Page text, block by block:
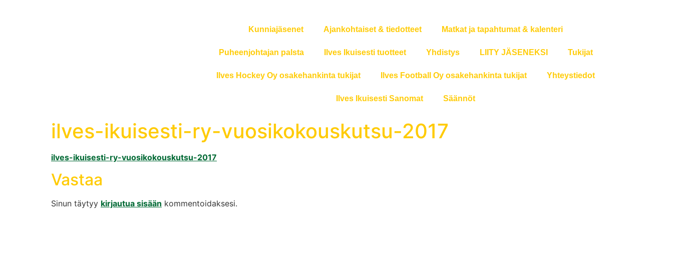
Kunniajäsenet Ajankohtaiset & tiedotteet Matkat ja tapahtumat & kalenteri
Puheenjohtajan palsta Ilves Ikuisesti tuotteet Yhdistys LIITY JÄSENEKSI Tukijat
Ilves Hockey Oy osakehankinta tukijat Ilves Football Oy osakehankinta tukijat Yhteystiedot
Ilves Ikuisesti Sanomat Säännöt
ilves-ikuisesti-ry-vuosikokouskutsu-2017
ilves-ikuisesti-ry-vuosikokouskutsu-2017
Vastaa
Sinun täytyy kirjautua sisään kommentoidaksesi.